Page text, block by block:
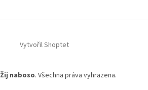
Vytvořil Shoptet
Žij naboso. Všechna práva vyhrazena.